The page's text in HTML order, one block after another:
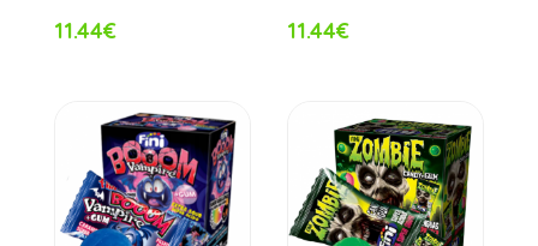
11.44€ 11.44€